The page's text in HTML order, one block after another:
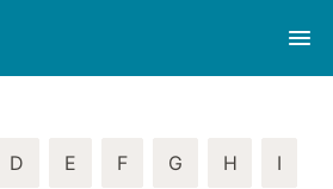
D E F G H I